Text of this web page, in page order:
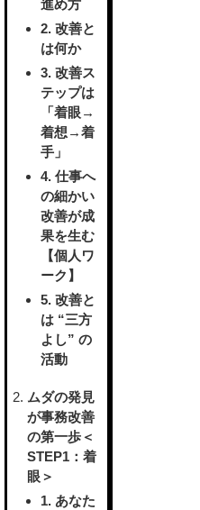
進め方
2. 改善と
は何か
3. 改善ス
テップは
「着眼→
着想→着
手」
4. 仕事へ
の細かい
改善が成
果を生む
【個人ワ
ーク】
5. 改善と
は “三方
よし” の
活動
ムダの発見
が事務改善
の第一歩＜
STEP1：着
眼＞
1. あなた